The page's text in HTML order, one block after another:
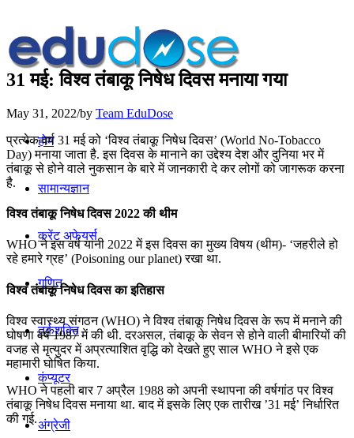
होम
सामान्यज्ञान
करेंट अफेयर्स
गणित
तर्कशक्ति
कंप्यूटर
अंग्रेजी
31 मई: विश्व तंबाकू निषेध दिवस मनाया गया
May 31, 2022/by Team EduDose
प्रत्येक वर्ष 31 मई को ‘विश्व तंबाकू निषेध दिवस’ (World No-Tobacco
Day) मनाया जाता है. इस दिवस के मानाने का उद्देश्य देश और दुनिया भर में
तंबाकू से होने वाले नुकसान के बारे में जानकारी दे कर लोगों को जागरूक करना
है.
विश्व तंबाकू निषेध दिवस 2022 की थीम
WHO ने इस वर्ष यानी 2022 में इस दिवस का मुख्य विषय (थीम)- ‘जहरीले हो
रहे हमारे ग्रह’ (Poisoning our planet) रखा था.
विश्व तंबाकू निषेध दिवस का इतिहास
विश्व स्वास्थ्य संगठन (WHO) ने विश्व तंबाकू निषेध दिवस के रूप में मनाने की
घोषणा वर्ष 1987 में की थी. दरअसल, तंबाकू के सेवन से होने वाली बीमारियों की
वजह से मृत्युदर में अप्रत्याशित वृद्धि को देखते हुए साल WHO ने इसे एक
महामारी घोषित किया.
WHO ने पहली बार 7 अप्रैल 1988 को अपनी स्थापना की वर्षगांठ पर विश्व
तंबाकू निषेध दिवस मनाया था. बाद में इसके लिए एक तारीख ’31 मई’ निर्धारित
की गई.